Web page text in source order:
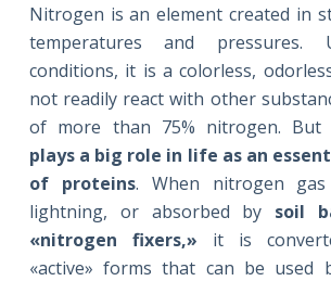
Nitrogen is an element created in
temperatures and pressures.
conditions, it is a colorless,
not readily react with other
of more than 75% nitrogen. But
plays a big role in life as an
of proteins. When nitrogen
lightning, or absorbed by soil
«nitrogen fixers,» it is
«active» forms that can be used